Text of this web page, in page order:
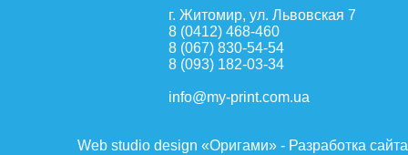
г. Житомир, ул. Львовская 7
8 (0412) 468-460
8 (067) 830-54-54
8 (093) 182-03-34
info@my-print.com.ua
Web studio design «Оригами» - Разработка